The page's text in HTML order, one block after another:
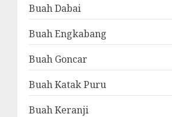
Buah Dabai
Buah Engkabang
Buah Goncar
Buah Katak Puru
Buah Keranji